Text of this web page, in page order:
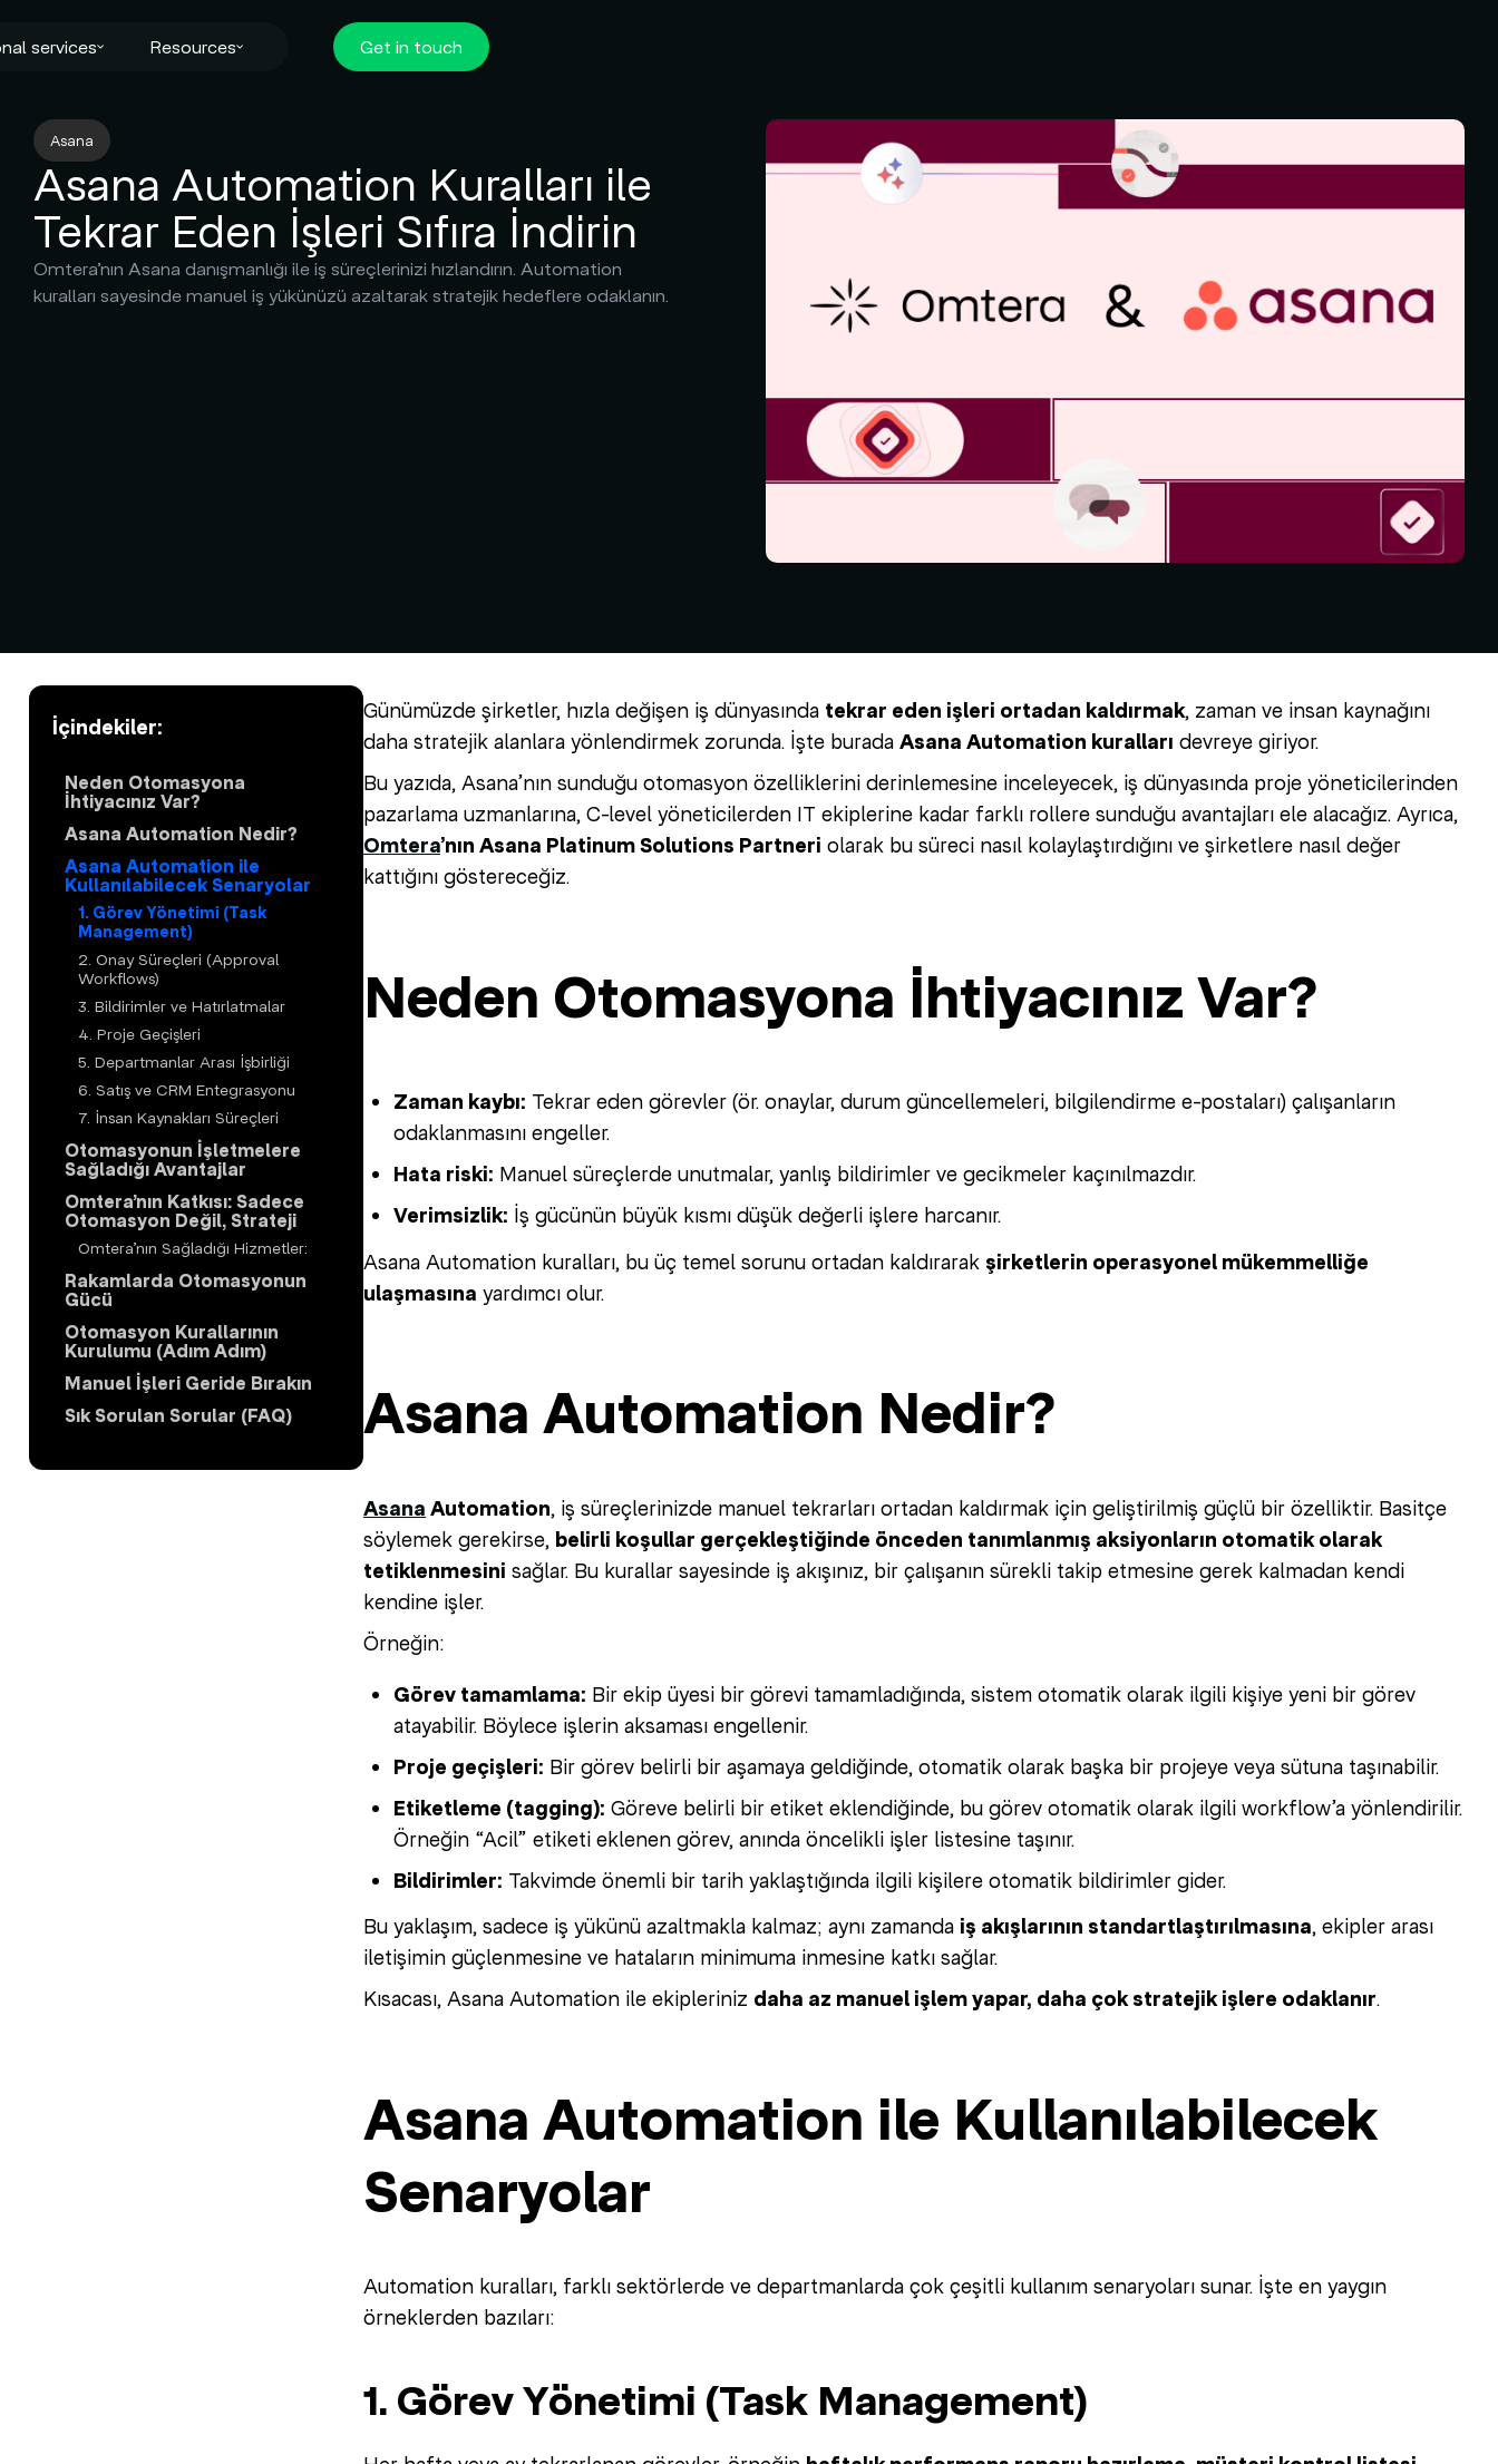
services Resources Get in touch
Asana
Asana Automation Kuralları ile
Tekrar Eden İşleri Sıfıra İndirin
Omtera’nın Asana danışmanlığı ile iş süreçlerinizi hızlandırın. Automation
kuralları sayesinde manuel iş yükünüzü azaltarak stratejik hedeflere odaklanın.
İçindekiler:
Neden Otomasyona
İhtiyacınız Var?
Asana Automation Nedir?
Asana Automation ile
Kullanılabilecek Senaryolar
1. Görev Yönetimi (Task
Management)
2. Onay Süreçleri (Approval
Workflows)
3. Bildirimler ve Hatırlatmalar
4. Proje Geçişleri
5. Departmanlar Arası İşbirliği
6. Satış ve CRM Entegrasyonu
7. İnsan Kaynakları Süreçleri
Otomasyonun İşletmelere
Sağladığı Avantajlar
Omtera’nın Katkısı: Sadece
Otomasyon Değil, Strateji
Omtera’nın Sağladığı Hizmetler:
Rakamlarda Otomasyonun
Gücü
Otomasyon Kurallarının
Kurulumu (Adım Adım)
Manuel İşleri Geride Bırakın
Sık Sorulan Sorular (FAQ)
Günümüzde şirketler, hızla değişen iş dünyasında tekrar eden işleri ortadan kaldırmak, zaman ve insan kaynağını
daha stratejik alanlara yönlendirmek zorunda. İşte burada Asana Automation kuralları devreye giriyor.
Bu yazıda, Asana’nın sunduğu otomasyon özelliklerini derinlemesine inceleyecek, iş dünyasında proje yöneticilerinden
pazarlama uzmanlarına, C-level yöneticilerden IT ekiplerine kadar farklı rollere sunduğu avantajları ele alacağız. Ayrıca,
Omtera’nın Asana Platinum Solutions Partneri olarak bu süreci nasıl kolaylaştırdığını ve şirketlere nasıl değer
kattığını göstereceğiz.
Neden Otomasyona İhtiyacınız Var?
Zaman kaybı: Tekrar eden görevler (ör. onaylar, durum güncellemeleri, bilgilendirme e-postaları) çalışanların
odaklanmasını engeller.
Hata riski: Manuel süreçlerde unutmalar, yanlış bildirimler ve gecikmeler kaçınılmazdır.
Verimsizlik: İş gücünün büyük kısmı düşük değerli işlere harcanır.
Asana Automation kuralları, bu üç temel sorunu ortadan kaldırarak şirketlerin operasyonel mükemmelliğe
ulaşmasına yardımcı olur.
Asana Automation Nedir?
Asana Automation, iş süreçlerinizde manuel tekrarları ortadan kaldırmak için geliştirilmiş güçlü bir özelliktir. Basitçe
söylemek gerekirse, belirli koşullar gerçekleştiğinde önceden tanımlanmış aksiyonların otomatik olarak
tetiklenmesini sağlar. Bu kurallar sayesinde iş akışınız, bir çalışanın sürekli takip etmesine gerek kalmadan kendi
kendine işler.
Örneğin:
Görev tamamlama: Bir ekip üyesi bir görevi tamamladığında, sistem otomatik olarak ilgili kişiye yeni bir görev
atayabilir. Böylece işlerin aksaması engellenir.
Proje geçişleri: Bir görev belirli bir aşamaya geldiğinde, otomatik olarak başka bir projeye veya sütuna taşınabilir.
Etiketleme (tagging): Göreve belirli bir etiket eklendiğinde, bu görev otomatik olarak ilgili workflow’a yönlendirilir.
Örneğin “Acil” etiketi eklenen görev, anında öncelikli işler listesine taşınır.
Bildirimler: Takvimde önemli bir tarih yaklaştığında ilgili kişilere otomatik bildirimler gider.
Bu yaklaşım, sadece iş yükünü azaltmakla kalmaz; aynı zamanda iş akışlarının standartlaştırılmasına, ekipler arası
iletişimin güçlenmesine ve hataların minimuma inmesine katkı sağlar.
Kısacası, Asana Automation ile ekipleriniz daha az manuel işlem yapar, daha çok stratejik işlere odaklanır.
Asana Automation ile Kullanılabilecek
Senaryolar
Automation kuralları, farklı sektörlerde ve departmanlarda çok çeşitli kullanım senaryoları sunar. İşte en yaygın
örneklerden bazıları:
1. Görev Yönetimi (Task Management)